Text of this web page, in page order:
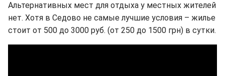
Альтернативных мест для отдыха у местных жителей
нет. Хотя в Седово не самые лучшие условия – жилье
стоит от 500 до 3000 руб. (от 250 до 1500 грн) в сутки.